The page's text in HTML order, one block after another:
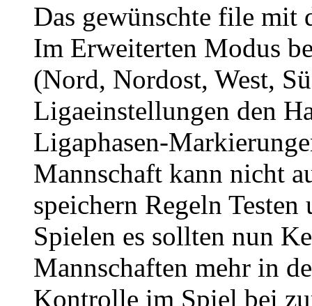
Das gewünschte file mit
Im Erweiterten Modus
(Nord, Nordost, West,
Ligaeinstellungen den
Ligaphasen-
Mannschaft kann nicht
speichern Regeln
Spielen es sollten nun
Mannschaften mehr in
Kontrolle im Spiel bei